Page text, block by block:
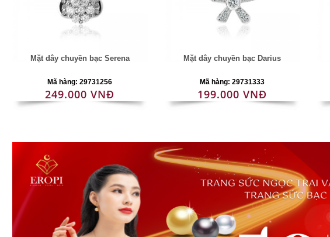
Mặt dây chuyền bạc Serena
Mã hàng: 29731256
249.000 VNĐ
Mặt dây chuyền bạc Darius
Mã hàng: 29731333
199.000 VNĐ